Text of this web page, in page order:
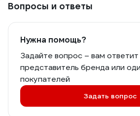
Вопросы и ответы
Нужна помощь?
Задайте вопрос – вам
представитель бренда или
покупателей
Задать вопрос